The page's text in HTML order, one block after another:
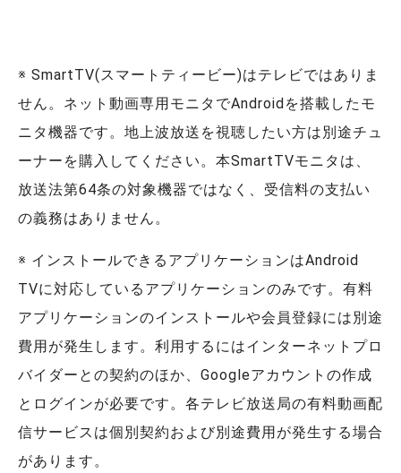
※ SmartTV(スマートティービー)はテレビではありま
せん。ネット動画専用モニタでAndroidを搭載したモ
ニタ機器です。地上波放送を視聴したい方は別途チュ
ーナーを購入してください。本SmartTVモニタは、
放送法第64条の対象機器ではなく、受信料の支払い
の義務はありません。
※ インストールできるアプリケーションはAndroid
TVに対応しているアプリケーションのみです。有料
アプリケーションのインストールや会員登録には別途
費用が発生します。利用するにはインターネットプロ
バイダーとの契約のほか、Googleアカウントの作成
とログインが必要です。各テレビ放送局の有料動画配
信サービスは個別契約および別途費用が発生する場合
があります。